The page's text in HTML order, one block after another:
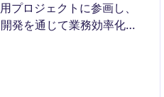
プロジェクトに参画し、
発を通じて業務効率化や
アメンバーと連携し、実
技術を磨ける環境が整っ